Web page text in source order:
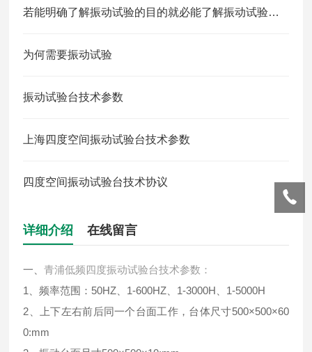
若能明确了解振动试验的目的就必能了解振动试验的必要性
为何需要振动试验
振动试验台技术参数
上海四度空间振动试验台技术参数
四度空间振动试验台技术协议
详细介绍 在线留言
一、青浦低频四度振动试验台技术参数：
1、频率范围：50HZ、1-600HZ、1-3000H、1-5000H
2、上下左右前后同一个台面工作，台体尺寸500×500×60
0:mm